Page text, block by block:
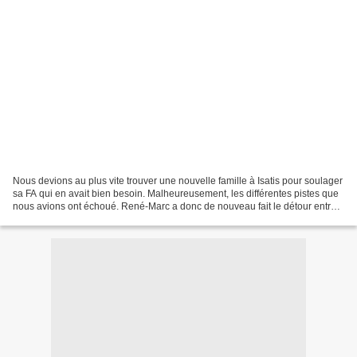
Nous devions au plus vite trouver une nouvelle famille à Isatis pour soulager
sa FA qui en avait bien besoin. Malheureusement, les différentes pistes que
nous avions ont échoué. René-Marc a donc de nouveau fait le détour entre